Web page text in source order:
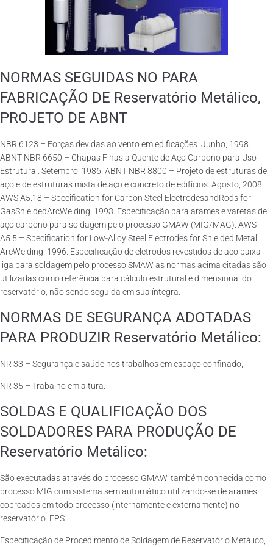
NORMAS SEGUIDAS NO PARA
FABRICAÇÃO DE Reservatório Metálico,
PROJETO DE ABNT
NBR 6123 – Forças devidas ao vento em edificações. Junho, 1998.
ABNT NBR 6650 – Chapas Finas a Quente de Aço Carbono para Uso
Estrutural. Setembro, 1986. ABNT NBR 8800 – Projeto de estruturas de
aço e de estruturas mista de aço e concreto de edifícios. Agosto, 2008.
AWS A5.18 – Specification for Carbon Steel ElectrodesandRods for
GasShieldedArcWelding. 1993. Especificação para arames e varetas de
aço carbono para soldagem pelo processo GMAW (MIG/MAG). AWS
A5.5 – Specification for Low-Alloy Steel Electrodes for Shielded Metal
ArcWelding. 1996. Especificação de eletrodos revestidos de aço baixa
liga para soldagem pelo processo SMAW as normas acima citadas são
utilizadas como referência para cálculo estrutural e dimensional do
reservatório, não sendo seguida em sua íntegra.
NORMAS DE SEGURANÇA ADOTADAS
PARA PRODUZIR Reservatório Metálico:
NR 33 – Segurança e saúde nos trabalhos em espaço confinado;
NR 35 – Trabalho em altura.
SOLDAS E QUALIFICAÇÃO DOS
SOLDADORES PARA PRODUÇÃO DE
Reservatório Metálico:
São executadas através do processo GMAW, também conhecida como
processo MIG com sistema semiautomático utilizando-se de arames
cobreados em todo processo (internamente e externamente) no
reservatório. EPS
Especificação de Procedimento de Soldagem de Reservatório Metálico,